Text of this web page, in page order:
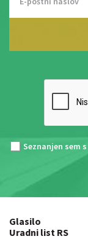
Seznanjen sem s
Glasilo
Uradni list RS